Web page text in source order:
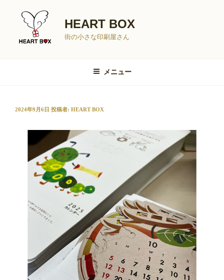
HEART BOX
街の小さな印刷屋さん
メニュー
投
2024年9月6日 投稿者: HEART BOX